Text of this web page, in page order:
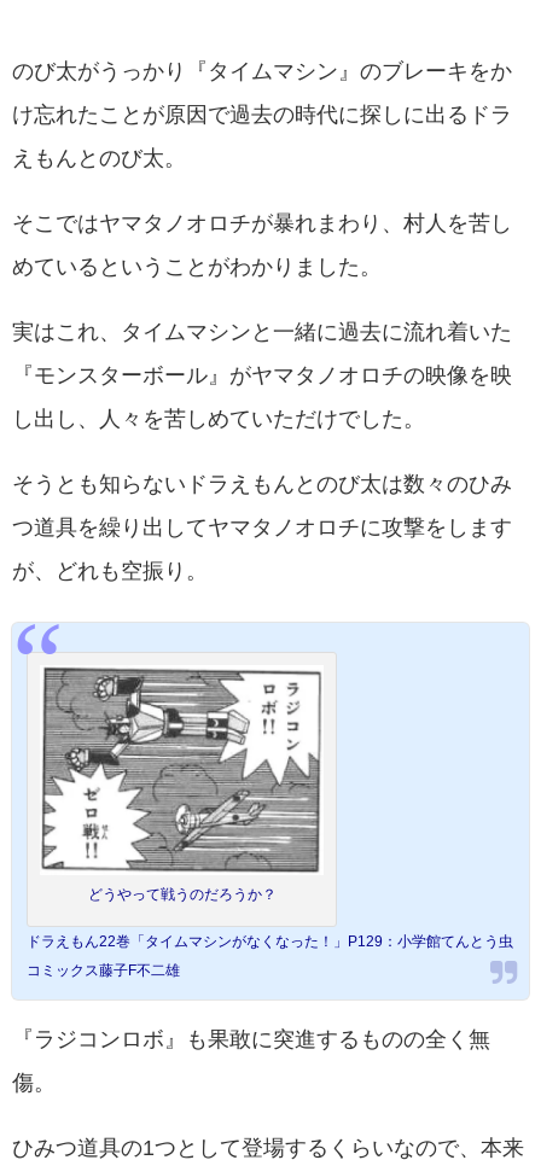
のび太がうっかり『タイムマシン』のブレーキをか
け忘れたことが原因で過去の時代に探しに出るドラ
えもんとのび太。
そこではヤマタノオロチが暴れまわり、村人を苦し
めているということがわかりました。
実はこれ、タイムマシンと一緒に過去に流れ着いた
『モンスターボール』がヤマタノオロチの映像を映
し出し、人々を苦しめていただけでした。
そうとも知らないドラえもんとのび太は数々のひみ
つ道具を繰り出してヤマタノオロチに攻撃をします
が、どれも空振り。
どうやって戦うのだろうか？
ドラえもん22巻「タイムマシンがなくなった！」P129：小学館てんとう虫
コミックス藤子F不二雄
『ラジコンロボ』も果敢に突進するものの全く無
傷。
ひみつ道具の1つとして登場するくらいなので、本来